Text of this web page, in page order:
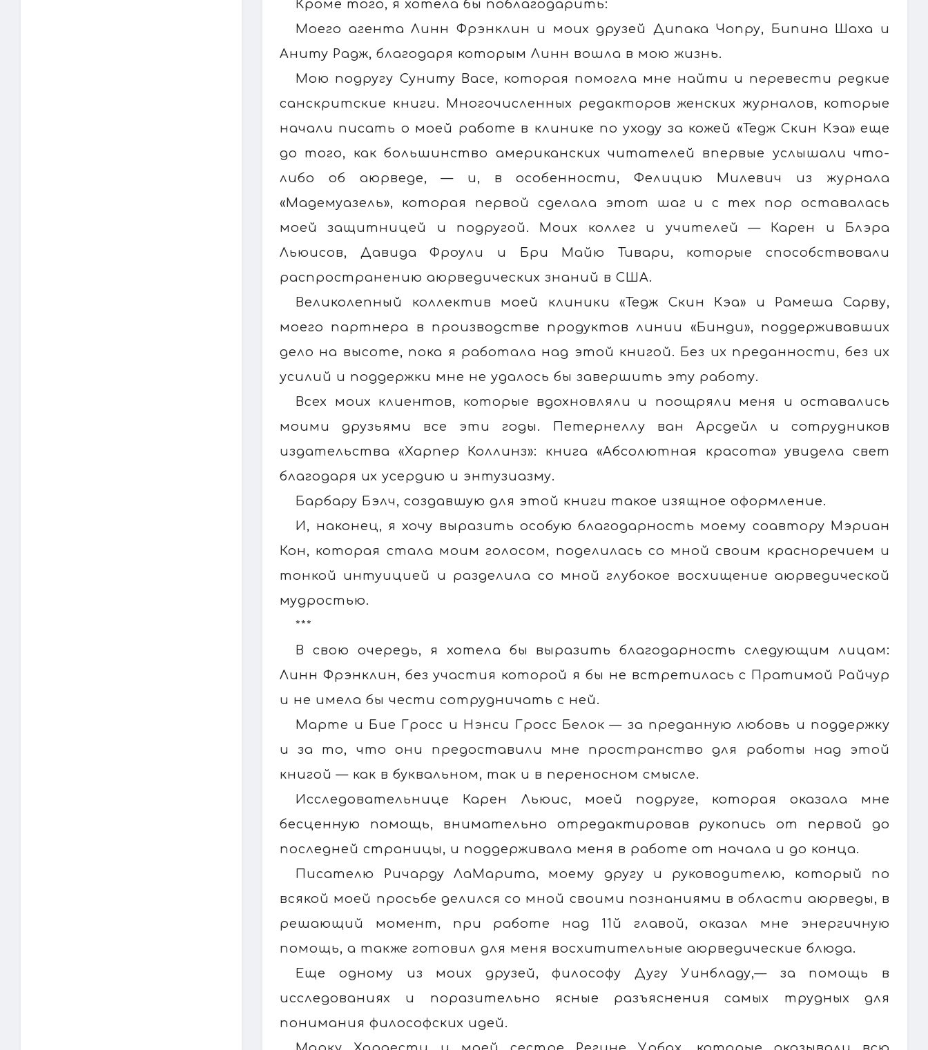
Кроме того, я хотела бы поблагодарить:
Моего агента Линн Фрэнклин и моих друзей Дипака Чопру, Бипина Шаха и
Аниту Радж, благодаря которым Линн вошла в мою жизнь.
Мою подругу Суниту Васе, которая помогла мне найти и перевести редкие
санскритские книги. Многочисленных редакторов женских журналов, которые
начали писать о моей работе в клинике по уходу за кожей «Тедж Скин Кэа» еще
до того, как большинство американских читателей впервые услышали что-
либо об аюрведе, — и, в особенности, Фелицию Милевич из журнала
«Мадемуазель», которая первой сделала этот шаг и с тех пор оставалась
моей защитницей и подругой. Моих коллег и учителей — Карен и Блэра
Льюисов, Давида Фроули и Бри Майю Тивари, которые способствовали
распространению аюрведических знаний в США.
Великолепный коллектив моей клиники «Тедж Скин Кэа» и Рамеша Сарву,
моего партнера в производстве продуктов линии «Бинди», поддерживавших
дело на высоте, пока я работала над этой книгой. Без их преданности, без их
усилий и поддержки мне не удалось бы завершить эту работу.
Всех моих клиентов, которые вдохновляли и поощряли меня и оставались
моими друзьями все эти годы. Петернеллу ван Арсдейл и сотрудников
издательства «Харпер Коллинз»: книга «Абсолютная красота» увидела свет
благодаря их усердию и энтузиазму.
Барбару Бэлч, создавшую для этой книги такое изящное оформление.
И, наконец, я хочу выразить особую благодарность моему соавтору Мэриан
Кон, которая стала моим голосом, поделилась со мной своим красноречием и
тонкой интуицией и разделила со мной глубокое восхищение аюрведической
мудростью.
***
В свою очередь, я хотела бы выразить благодарность следующим лицам:
Линн Фрэнклин, без участия которой я бы не встретилась с Пратимой Райчур
и не имела бы чести сотрудничать с ней.
Марте и Бие Гросс и Нэнси Гросс Белок — за преданную любовь и поддержку
и за то, что они предоставили мне пространство для работы над этой
книгой — как в буквальном, так и в переносном смысле.
Исследовательнице Карен Льюис, моей подруге, которая оказала мне
бесценную помощь, внимательно отредактировав рукопись от первой до
последней страницы, и поддерживала меня в работе от начала и до конца.
Писателю Ричарду ЛаМарита, моему другу и руководителю, который по
всякой моей просьбе делился со мной своими познаниями в области аюрведы, в
решающий момент, при работе над 11й главой, оказал мне энергичную
помощь, а также готовил для меня восхитительные аюрведические блюда.
Еще одному из моих друзей, философу Дугу Уинбладу,— за помощь в
исследованиях и поразительно ясные разъяснения самых трудных для
понимания философских идей.